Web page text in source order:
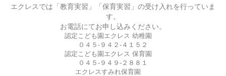
エクレスでは「教育実習」「保育実習」の受け入れを行っていま
す。
お電話にてお申し込みください。
認定こども園エクレス 幼稚園
０４５-９４２-４１５２
認定こども園エクレス 保育園
０４５-９４９-２８８１
エクレスすみれ保育園